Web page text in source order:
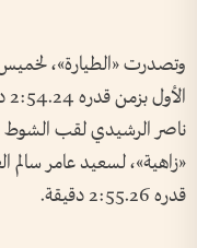
وتصدرت «الطيارة»،
«زاهية»، لسعيد عامر سالم
قدره 2:55.26 دقيقة.